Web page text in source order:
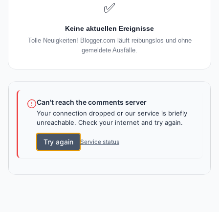
✅
Keine aktuellen Ereignisse
Tolle Neuigkeiten! Blogger.com läuft reibungslos und ohne
gemeldete Ausfälle.
Can't reach the comments server
Your connection dropped or our service is briefly
unreachable. Check your internet and try again.
Try again Service status